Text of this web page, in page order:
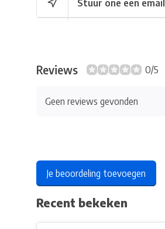
Stuur one een email
Reviews 0/5
Geen reviews gevonden
Je beoordeling toevoegen
Recent bekeken